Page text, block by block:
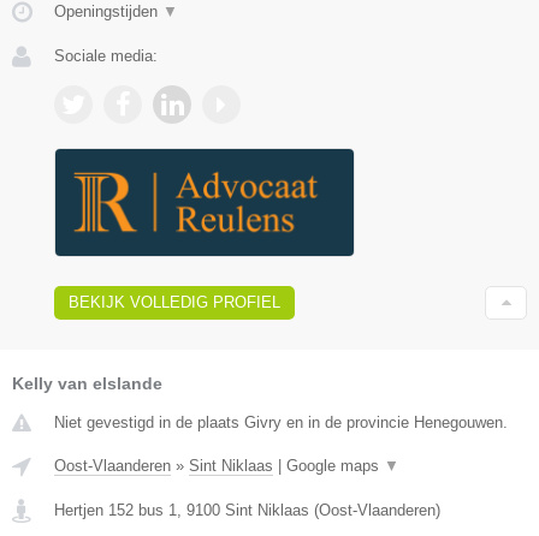
Openingstijden ▼
Sociale media:
BEKIJK VOLLEDIG PROFIEL
Kelly van elslande
Niet gevestigd in de plaats Givry en in de provincie Henegouwen.
Oost-Vlaanderen » Sint Niklaas Google maps ▼
Hertjen 152 bus 1, 9100 Sint Niklaas (Oost-Vlaanderen)